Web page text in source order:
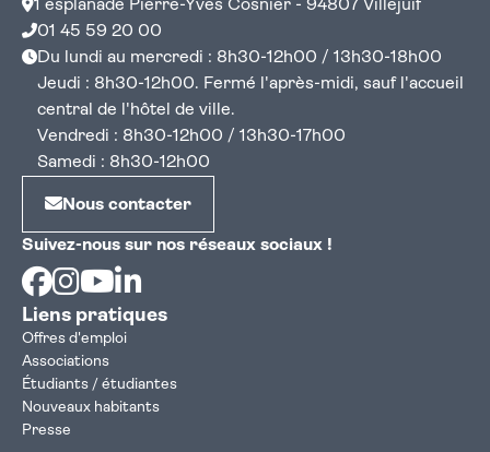
Ateliers Parents-enfants et Parents-bébés
Activités à partager en famille : Jardinage,
Argile, yoga, etc.
parents est un temps convivial d'échanges et
d'information sur un thème donné où vous
pourrez vous exprimer en toutes
confidentialité
un samedi matin ou un soir par mois
rapidement possible notre équipe par mail ou
par téléphone
1 esplanade Pierre-Yves Cosnier - 94807 Villejuif
01 45 59 20 00
Du lundi au mercredi : 8h30-12h00 / 13h30-18h00
Jeudi : 8h30-12h00. Fermé l'après-midi, sauf l'accueil
central de l'hôtel de ville.
Vendredi : 8h30-12h00 / 13h30-17h00
Samedi : 8h30-12h00
Nous contacter
Suivez-nous sur nos réseaux sociaux !
Facebook
Instagram
Youtube
Liens pratiques
Offres d'emploi
Associations
Étudiants / étudiantes
Nouveaux habitants
Presse